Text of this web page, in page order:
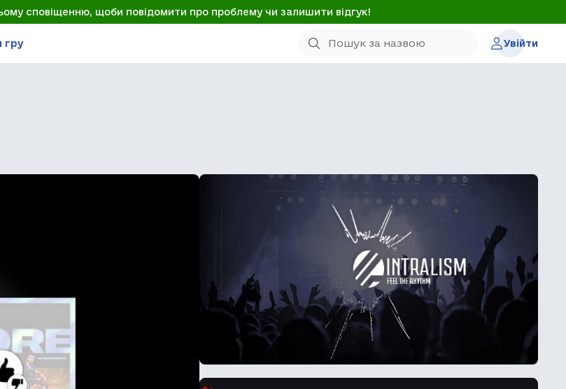
сповіщенню, щоби повідомити про проблему чи залишити відгук!
гру Увійти